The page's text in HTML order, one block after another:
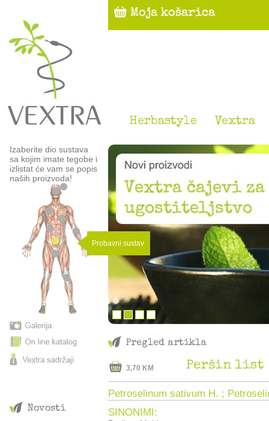
Herbastyle Vextra
Izaberite dio sustava
sa kojim imate tegobe i
izlistat će vam se popis
naših proizvoda!
Probavni sustav
Novosti
Pregled artikla
3,70 KM Peršin list
Petroselinum sativum H. ;
SINONIMI: